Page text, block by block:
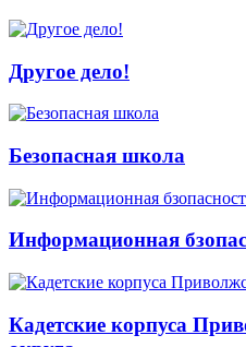
Другое дело!
Безопасная школа
Информационная
Кадетские корпуса